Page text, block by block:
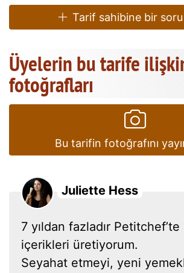
Tarif sahibine bir
Üyelerin bu tarife
fotoğrafları
Bu tarifin fotoğrafını
Juliette Hess
7 yıldan fazladır
içerikleri üretiyorum.
Seyahat etmeyi, yeni